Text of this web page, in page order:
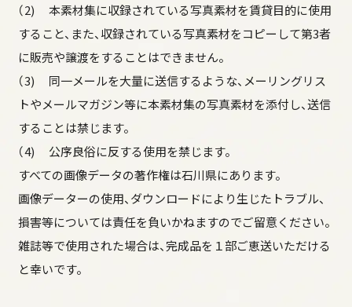
金沢城公園の自然
夜間開園・ライトアップ
二の丸御殿の復元整備
石垣の復旧
金沢城の特徴
歴代の城主、ゆかりの人物
天守、三階櫓の史料
（2) 本素材集に収録されている写真素材を賃貸目的に使用
すること、また、収録されている写真素材をコピーして第3者
に販売や譲渡をすることはできません。
（3) 同一メールを大量に送信するような、メーリングリス
トやメールマガジン等に本素材集の写真素材を添付し、送信
することは禁じます。
（4) 公序良俗に反する使用を禁じます。
すべての画像データの著作権は石川県にあります。
画像データーの使用、ダウンロードにより生じたトラブル、
損害等については責任を負いかねますのでご留意ください。
雑誌等で使用された場合は、完成品を１部ご恵送いただける
と幸いです。